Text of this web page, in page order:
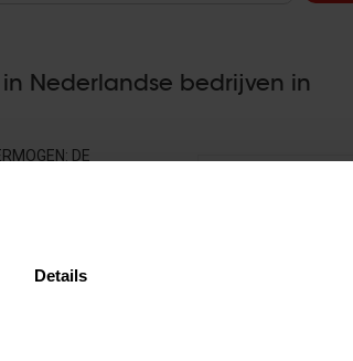
Details
Nederlandse bedrijven in
DE
GROTE